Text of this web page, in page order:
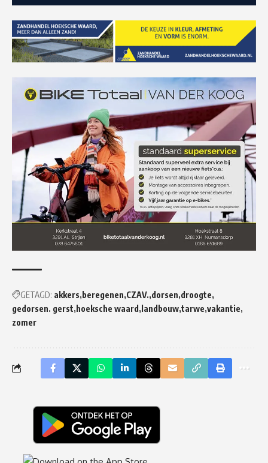
GETAGD: akkers beregenen CZAV. dorsen droogte
gedorsen. gerst hoeksche waard landbouw tarwe vakantie
zomer